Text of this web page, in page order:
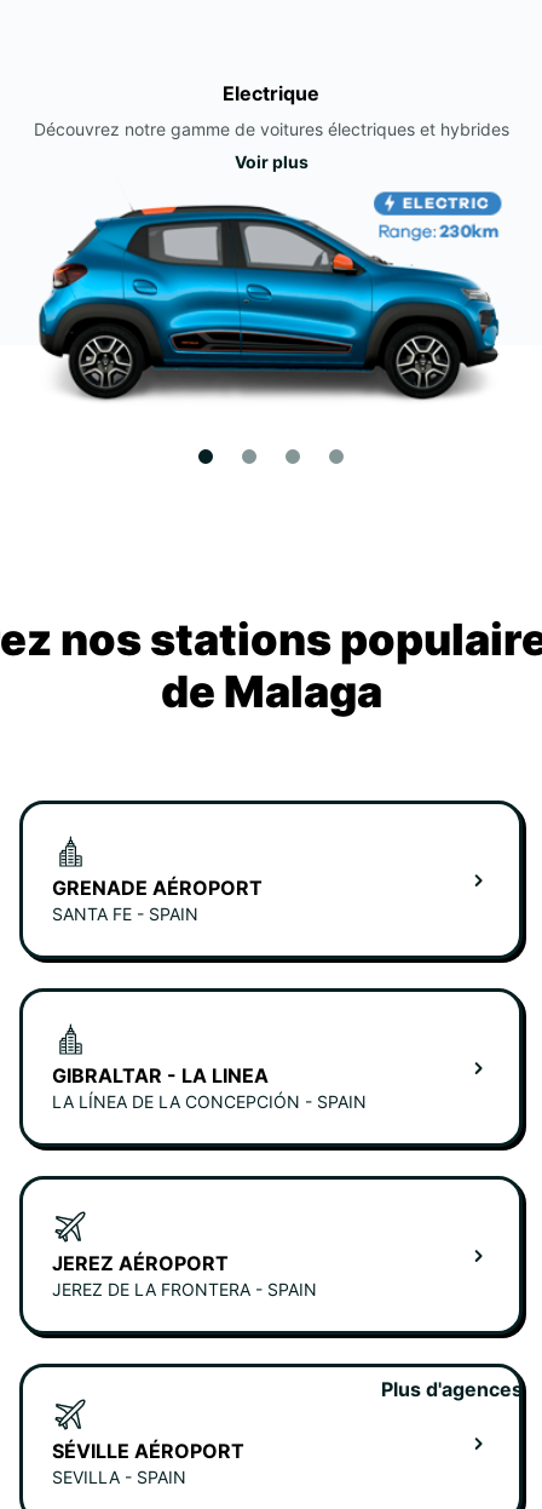
Electrique
Découvrez notre gamme de voitures électriques et hybrides
Voir plus
nos stations
de Malaga
GRENADE AÉROPORT
SANTA FE - SPAIN
GIBRALTAR - LA LINEA
LA LÍNEA DE LA CONCEPCIÓN - SPAIN
JEREZ AÉROPORT
JEREZ DE LA FRONTERA - SPAIN
SÉVILLE AÉROPORT
SEVILLA - SPAIN
Plus d'agences